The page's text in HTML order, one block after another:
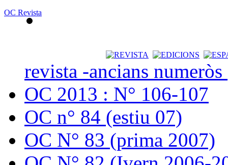
OC Revista
revista -ancians
OC 2013 : N° 106-107
OC n° 84 (estiu 07)
OC N° 83 (prima 2007)